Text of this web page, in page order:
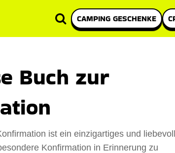
CAMPING GESCHENKE
Buch zur
ist ein einzigartiges und
Konfirmation in Erinnerung zu